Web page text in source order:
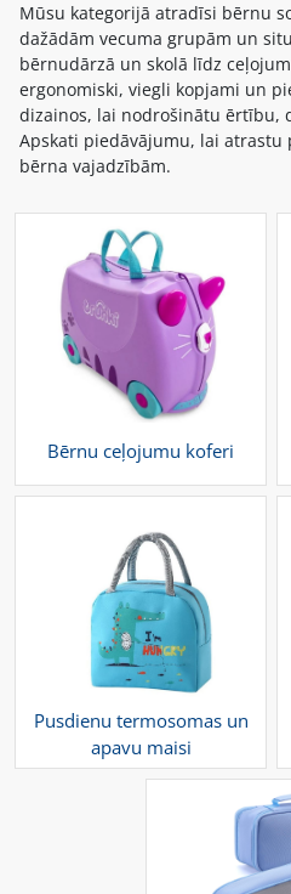
Mūsu kategorijā atradīsi bērnu
dažādām vecuma grupām un
bērnudārzā un skolā līdz
ergonomiski, viegli kopjami un
dizainos, lai nodrošinātu ērtību,
Apskati piedāvājumu, lai atrastu
bērna vajadzībām.
Bērnu ceļojumu koferi
Pusdienu termosomas un
apavu maisi